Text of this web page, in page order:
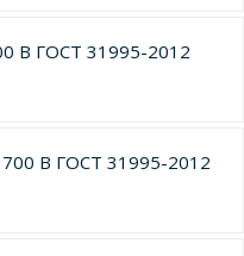
В ГОСТ 31995-2012
В ГОСТ 31995-2012